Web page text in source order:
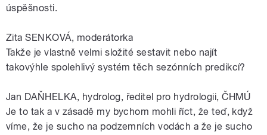
úspěšnosti.
Zita SENKOVÁ, moderátorka
Takže je vlastně velmi složité sestavit nebo najít
takovýhle spolehlivý systém těch sezónních predikcí?
Jan DAŇHELKA, hydrolog, ředitel pro hydrologii, ČHMÚ
Je to tak a v zásadě my bychom mohli říct, že teď, když
víme, že je sucho na podzemních vodách a že je sucho